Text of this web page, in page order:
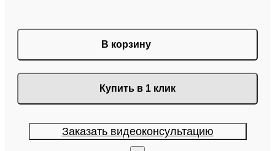
В корзину
Купить в 1 клик
Заказать видеоконсультацию